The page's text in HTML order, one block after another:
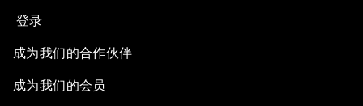
登录
成为我们的合作伙伴
成为我们的会员